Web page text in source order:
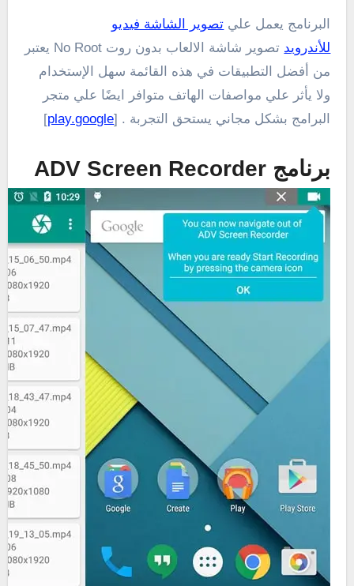
البرنامج يعمل علي تصوير الشاشة فيديو
للأندرويد
تصوير شاشة الالعاب بدون روت No Root يعتبر
من أفضل التطبيقات في هذه القائمة سهل الإستخدام
ولا يأثر علي مواصفات الهاتف متوافر ايضًا علي متجر
البرامج بشكل مجاني يستحق التجربة . [play.google
]
برنامج ADV Screen Recorder